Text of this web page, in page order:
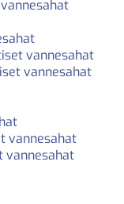
vannesahat
vannesahat
vannesahat
vannesahat
vannesahat